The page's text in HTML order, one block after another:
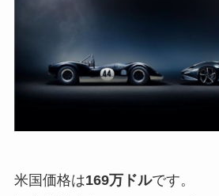
米国価格は169万ドルです。